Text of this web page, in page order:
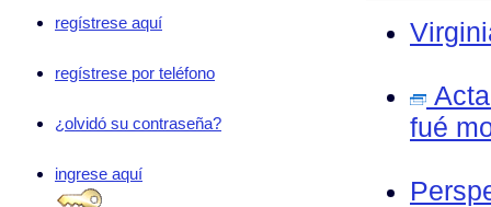
regístrese aquí
regístrese por teléfono
¿olvidó su contraseña?
ingrese aquí
fué